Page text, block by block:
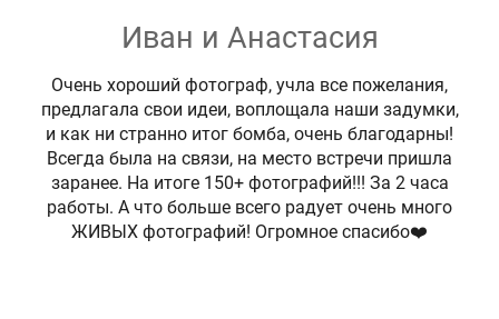
Иван и Анастасия
Очень хороший фотограф, учла все пожелания,
предлагала свои идеи, воплощала наши задумки,
и как ни странно итог бомба, очень благодарны!
Всегда была на связи, на место встречи пришла
заранее. На итоге 150+ фотографий!!! За 2 часа
работы. А что больше всего радует очень много
ЖИВЫХ фотографий! Огромное спасибо❤️